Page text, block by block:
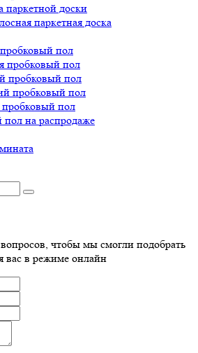
паркетной доски
паркетная доска
пол
пробковый пол
пробковый пол
пробковый пол
пол
на распродаже
вопросов, чтобы мы смогли подобрать
вас в режиме онлайн